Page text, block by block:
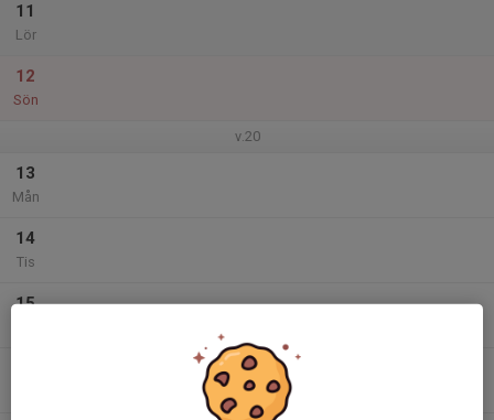
11
Lör
12
Sön
v.20
13
Mån
14
Tis
15